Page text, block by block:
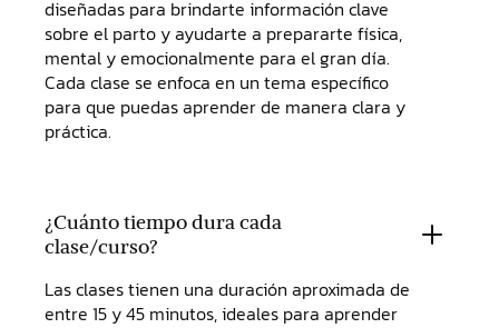
diseñadas para brindarte información clave
sobre el parto y ayudarte a prepararte física,
mental y emocionalmente para el gran día.
Cada clase se enfoca en un tema específico
para que puedas aprender de manera clara y
práctica.
¿Cuánto tiempo dura cada
clase/curso?
Las clases tienen una duración aproximada de
entre 15 y 45 minutos, ideales para aprender